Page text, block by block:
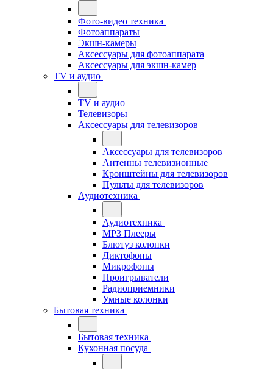
Фото-видео техника
Фотоаппараты
Экшн-камеры
Аксессуары для фотоаппарата
Аксессуары для экшн-камер
TV и аудио
TV и аудио
Телевизоры
Аксессуары для телевизоров
Аксессуары для телевизоров
Антенны телевизионные
Кронштейны для телевизоров
Пульты для телевизоров
Аудиотехника
Аудиотехника
MP3 Плееры
Блютуз колонки
Диктофоны
Микрофоны
Проигрыватели
Радиоприемники
Умные колонки
Бытовая техника
Бытовая техника
Кухонная посуда